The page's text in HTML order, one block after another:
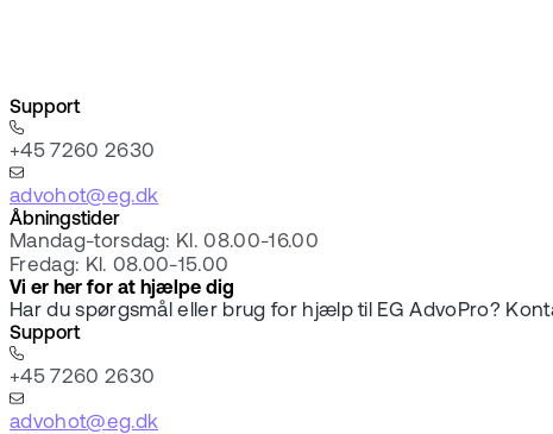
Support
+45 7260 2630
advohot@eg.dk
Åbningstider
Mandag-torsdag: Kl. 08.00-16.00
Fredag: Kl. 08.00-15.00
Vi er her for at hjælpe dig
Har du spørgsmål eller brug for hjælp til EG AdvoPro?
Support
+45 7260 2630
advohot@eg.dk